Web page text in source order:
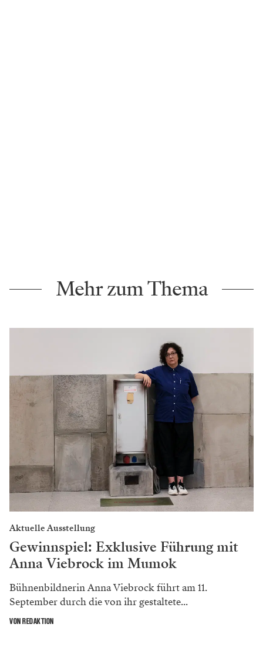
Mehr zum Thema
Aktuelle Ausstellung
Gewinnspiel: Exklusive Führung mit
Anna Viebrock im Mumok
Bühnenbildnerin Anna Viebrock führt am 11.
September durch die von ihr gestaltete...
VON REDAKTION